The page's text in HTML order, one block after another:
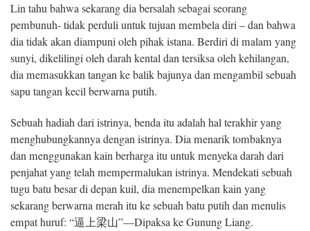
Lin tahu bahwa sekarang dia bersalah sebagai seorang
pembunuh- tidak perduli untuk tujuan membela diri – dan bahwa
dia tidak akan diampuni oleh pihak istana. Berdiri di malam yang
sunyi, dikelilingi oleh darah kental dan tersiksa oleh kehilangan,
dia memasukkan tangan ke balik bajunya dan mengambil sebuah
sapu tangan kecil berwarna putih.
Sebuah hadiah dari istrinya, benda itu adalah hal terakhir yang
menghubungkannya dengan istrinya. Dia menarik tombaknya
dan menggunakan kain berharga itu untuk menyeka darah dari
penjahat yang telah mempermalukan istrinya. Mendekati sebuah
tugu batu besar di depan kuil, dia menempelkan kain yang
sekarang berwarna merah itu ke sebuah batu putih dan menulis
empat huruf: “逼上梁山”—Dipaksa ke Gunung Liang.